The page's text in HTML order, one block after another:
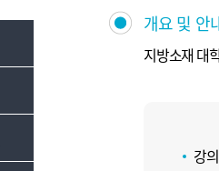
개요 및 안
지방소재 대
강